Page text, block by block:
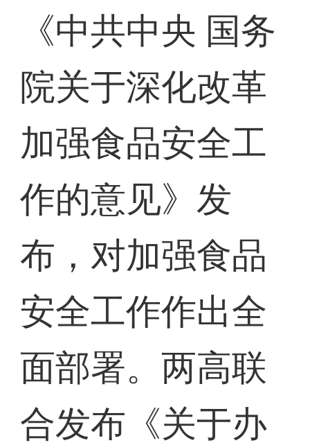
《中共中央 国务
院关于深化改革
加强食品安全工
作的意见》发
布，对加强食品
安全工作作出全
面部署。两高联
合发布《关于办